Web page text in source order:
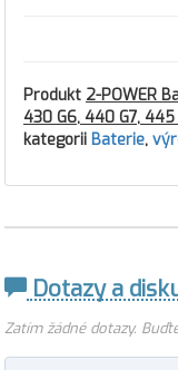
Produkt 2-POWER
430 G6, 440 G7,
kategorii Baterie,
Dotazy a
Zatím žádné dotazy.